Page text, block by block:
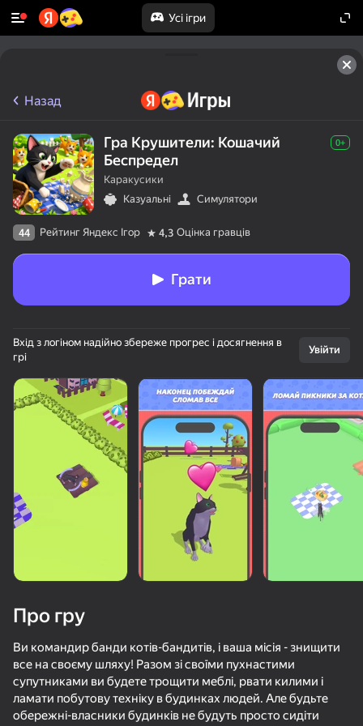
Усі ігри
Назад
Гра Крушители: Кошачий
Беспредел
0+
Каракусики
Казуальні
Симулятори
44 Рейтинг Яндекс Ігор 4,3 Оцінка гравців
Грати
Вхід з логіном надійно збереже прогрес і досягнення в
грі
Увійти
Про гру
Ви командир банди котів-бандитів, і ваша місія - знищити
все на своєму шляху! Разом зі своїми пухнастими
супутниками ви будете трощити меблі, рвати килими і
ламати побутову техніку в будинках людей. Але будьте
обережні-власники будинків не будуть просто сидіти